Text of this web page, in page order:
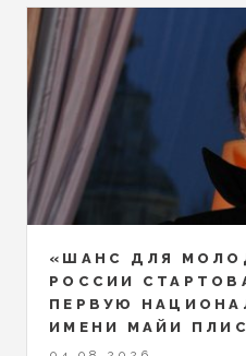
«ШАНС ДЛЯ
РОССИИ
ПЕРВУЮ
ИМЕНИ МАЙИ